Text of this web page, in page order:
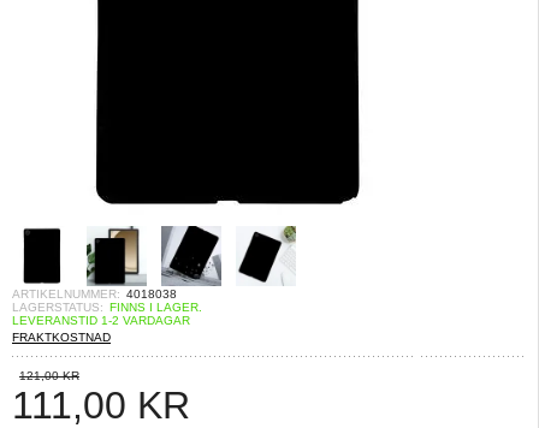
ARTIKELNUMMER: 4018038
LAGERSTATUS: FINNS I LAGER.
LEVERANSTID 1-2 VARDAGAR
FRAKTKOSTNAD
121,00 KR
111,00 KR